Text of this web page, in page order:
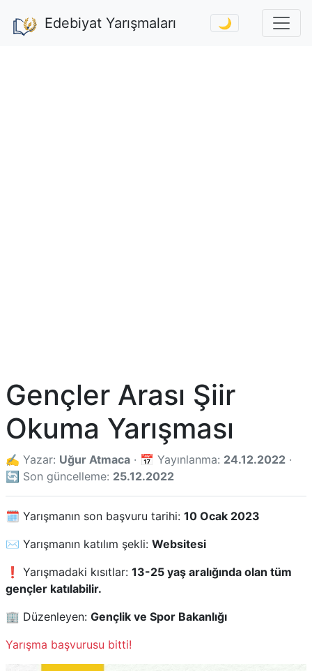
Edebiyat Yarışmaları 🌙
Gençler Arası Şiir
Okuma Yarışması
✍️ Yazar: Uğur Atmaca · 📅 Yayınlanma: 24.12.2022 ·
🔄 Son güncelleme: 25.12.2022
🗓️ Yarışmanın son başvuru tarihi: 10 Ocak 2023
✉️ Yarışmanın katılım şekli: Websitesi
❗ Yarışmadaki kısıtlar: 13-25 yaş aralığında olan tüm
gençler katılabilir.
🏢 Düzenleyen: Gençlik ve Spor Bakanlığı
Yarışma başvurusu bitti!